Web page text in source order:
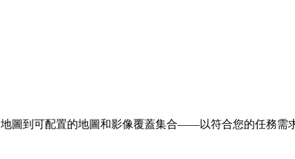
圖到可配置的地圖和影像覆蓋集合——以符合您的任務需